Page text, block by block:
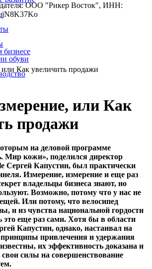
обуви
ООО "Рикер Восток", ИНН:
бизнесе
или Как увеличить продажи
или Как
продажи
на деловой программе
Мир кожи», поделился директор
Сергей Капустин, был практически
Измерение, измерение и еще раз
владельцы бизнеса знают, но
Возможно, потому что у нас не
Или потому, что велосипед
и из чувства национальной гордости
это еще раз сами. Хотя бы в области
Капустин, однако, настаивал на
привлечения и удержания
их эффективность доказана и
силы на совершенствование